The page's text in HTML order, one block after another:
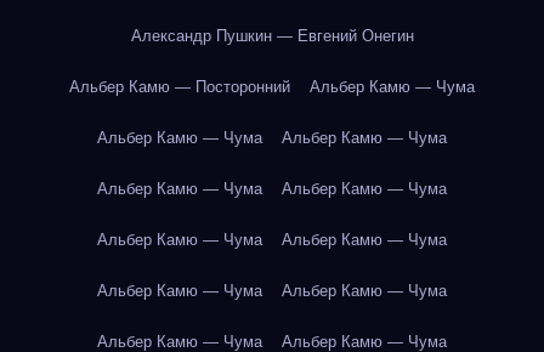
Александр Пушкин — Евгений Онегин
Альбер Камю — Посторонний Альбер Камю — Чума
Альбер Камю — Чума Альбер Камю — Чума
Альбер Камю — Чума Альбер Камю — Чума
Альбер Камю — Чума Альбер Камю — Чума
Альбер Камю — Чума Альбер Камю — Чума
Альбер Камю — Чума Альбер Камю — Чума